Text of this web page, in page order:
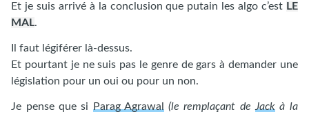
Et je suis arrivé à la conclusion que putain les algo c’est LE
MAL.
Il faut légiférer là-dessus.
Et pourtant je ne suis pas le genre de gars à demander une
législation pour un oui ou pour un non.
Je pense que si Parag Agrawal (le remplaçant de Jack à la